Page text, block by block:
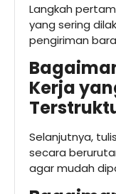
Langkah
yang sering
pengiriman
Kerja
Selanjutnya,
secara
agar mudah